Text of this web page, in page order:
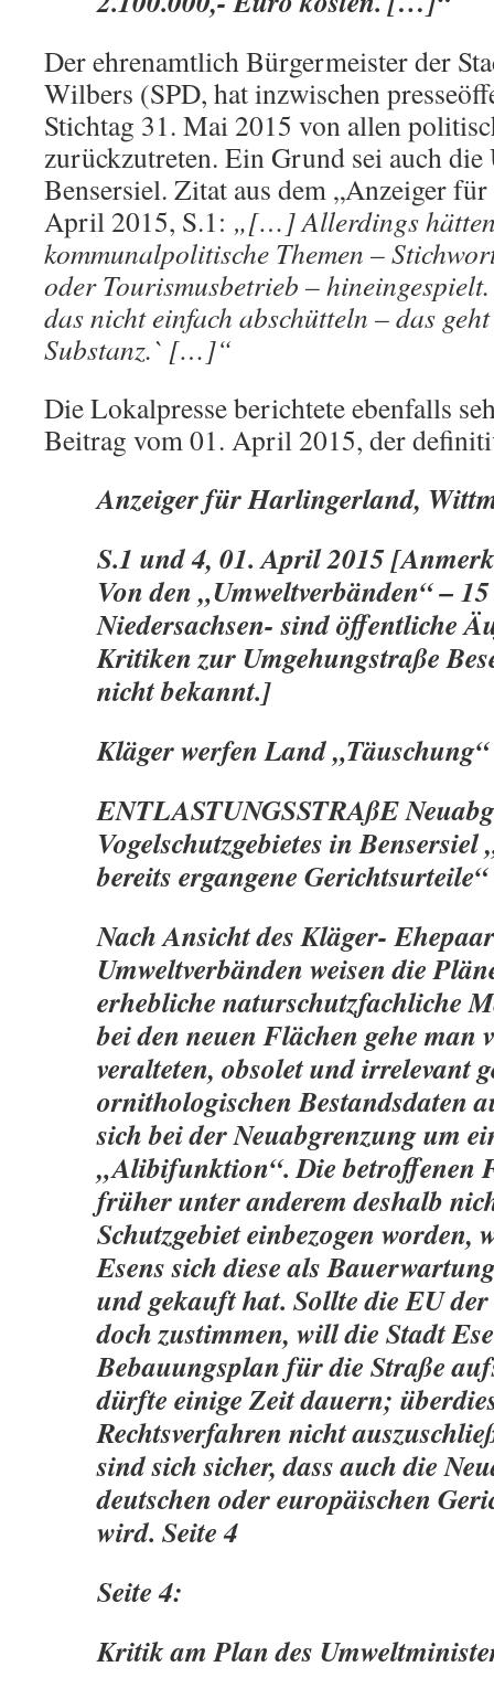
Der ehrenamtlich Bürgermeister der
Wilbers (SPD, hat inzwischen
Stichtag 31. Mai 2015 von allen
zurückzutreten. Ein Grund sei auch die
Bensersiel. Zitat aus dem „Anzeiger
April 2015, S.1: „[…] Allerdings
kommunalpolitische Themen –
oder Tourismusbetrieb –
das nicht einfach abschütteln – das
Substanz.` […]“
Die Lokalpresse berichtete ebenfalls
Beitrag vom 01. April 2015, der
Anzeiger für Harlingerland,
S.1 und 4, 01. April 2015
Von den „Umweltverbänden“ –
Niedersachsen- sind öffentliche
Kritiken zur Umgehungstraße
nicht bekannt.]
Kläger werfen Land
ENTLASTUNGSSTRAßE
Vogelschutzgebietes in Bensersiel
bereits ergangene Gerichtsurteile“
Nach Ansicht des Kläger-
Umweltverbänden weisen die
erhebliche naturschutzfachliche
bei den neuen Flächen gehe man
veralteten, obsolet und irrelevant
ornithologischen Bestandsdaten
sich bei der Neuabgrenzung um
„Alibifunktion“. Die betroffenen
früher unter anderem deshalb
Schutzgebiet einbezogen worden,
Esens sich diese als
und gekauft hat. Sollte die EU
doch zustimmen, will die Stadt
Bebauungsplan für die Straße
dürfte einige Zeit dauern;
Rechtsverfahren nicht
sind sich sicher, dass auch die
deutschen oder europäischen
wird. Seite 4
Seite 4:
Kritik am Plan des